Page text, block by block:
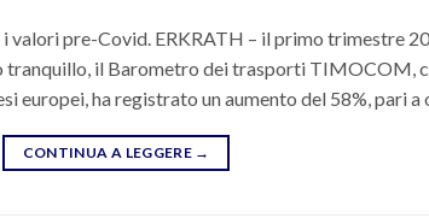
valori pre-Covid. ERKRATH – il primo trimestre
tranquillo, il Barometro dei trasporti TIMOCOM,
europei, ha registrato un aumento del 58%, pari
CONTINUA A LEGGERE →